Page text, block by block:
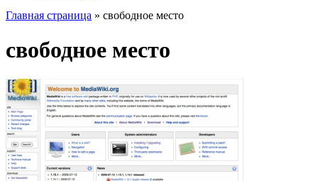
Главная страница » свободное место
свободное место